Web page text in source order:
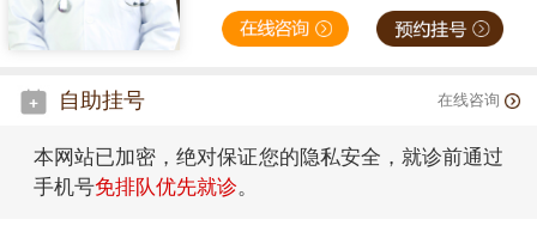
自助挂号 在线咨询
本网站已加密，绝对保证您的隐私安全，就诊前通过
手机号免排队优先就诊。